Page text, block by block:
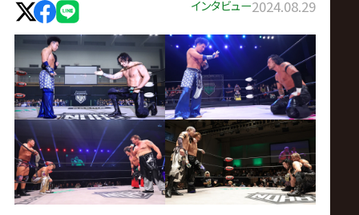
レ
ス
リ
ン
インタビュー2024.08.29